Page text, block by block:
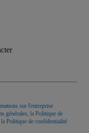
sur l'entreprise
générales , la Politique de
la Politique de confidentialité